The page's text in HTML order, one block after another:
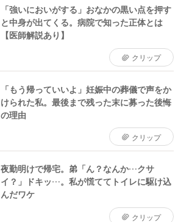
「強いにおいがする」おなかの黒い点を押す
と中身が出てくる。病院で知った正体とは
【医師解説あり】
クリップ
「もう帰っていいよ」妊娠中の葬儀で声をか
けられた私。最後まで残った末に募った後悔
の理由
クリップ
夜勤明けで帰宅。弟「ん？なんか…クサ
イ？」ドキッ…。私が慌ててトイレに駆け込
んだワケ
クリップ